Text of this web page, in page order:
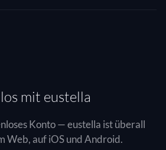
mit eustella
Konto — eustella ist überall
Web, auf iOS und Android.